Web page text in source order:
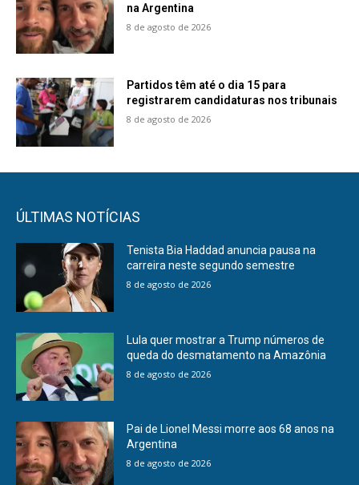
na Argentina
8 de agosto de 2026
Partidos têm até o dia 15 para
registrarem candidaturas nos tribunais
8 de agosto de 2026
ÚLTIMAS NOTÍCIAS
Tenista Bia Haddad anuncia pausa na
carreira neste segundo semestre
8 de agosto de 2026
Lula quer mostrar a Trump números de
queda do desmatamento na Amazônia
8 de agosto de 2026
Pai de Lionel Messi morre aos 68 anos na
Argentina
8 de agosto de 2026